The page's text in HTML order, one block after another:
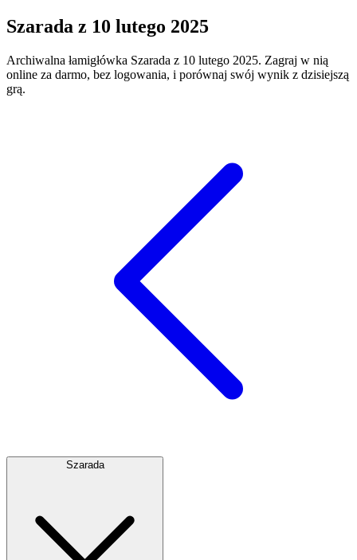
Szarada z 10 lutego 2025
Archiwalna łamigłówka Szarada z 10 lutego 2025. Zagraj w nią
online za darmo, bez logowania, i porównaj swój wynik z dzisiejszą
grą.
Szarada